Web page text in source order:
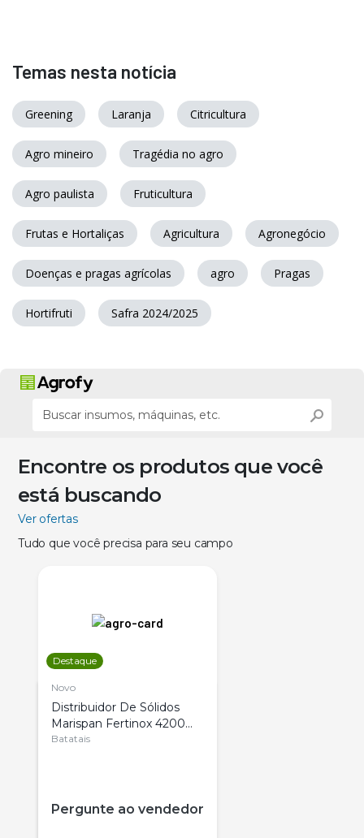
Temas nesta notícia
Greening Laranja Citricultura
Agro mineiro Tragédia no agro
Agro paulista Fruticultura
Frutas e Hortaliças Agricultura Agronegócio
Doenças e pragas agrícolas agro Pragas
Hortifruti Safra 2024/2025
Encontre os produtos que você
está buscando
Ver ofertas
Tudo que você precisa para seu campo
Destaque
Novo
Distribuidor De Sólidos
Marispan Fertinox 4200
Citrus
Batatais
Pergunte ao vendedor